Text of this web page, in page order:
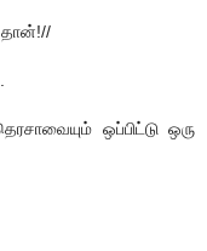
ஒப்பிட்டு ஒரு